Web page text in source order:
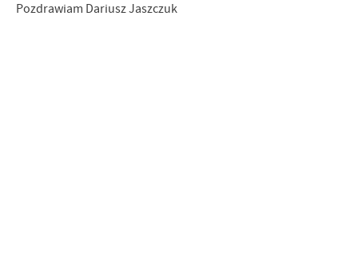
Pozdrawiam Dariusz Jaszczuk